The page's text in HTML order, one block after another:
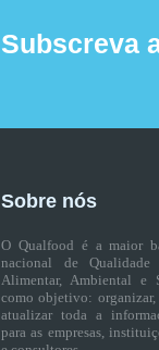
Subscreva
Sobre nós
O Qualfood é a maior
nacional de Qualidade
Alimentar, Ambiental e
como objetivo: organizar,
atualizar toda a
para as empresas,